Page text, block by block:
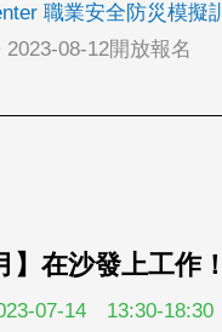
職業安全防災模擬
2023-08-12開放報名
】在沙發上工
07-14 13:30-18:30